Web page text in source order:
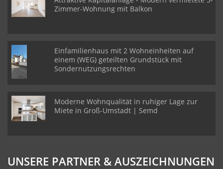
Zimmer-Wohnung mit Balkon
Einfamilienhaus mit 2 Wohneinheiten auf
einem (WEG) geteilten Grundstück mit
Sondernutzungsrechten
Moderne Wohnqualität in ruhiger Lage zur
Miete in Groß-Umstadt | Semd
UNSERE PARTNER & AUSZEICHNUNGEN